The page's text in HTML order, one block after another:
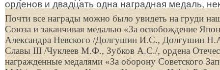
орденов и двадцать одна наградная медаль,
Почти все награды можно было увидеть на груди
Союза и заканчивая медалью «За освобождение
Александра Невского /Долгушин И.С., Долгушин
Славы III /Чуклеев М.Ф., Зубков А.С./, ордена
награжденные медалями «За оборону Советского